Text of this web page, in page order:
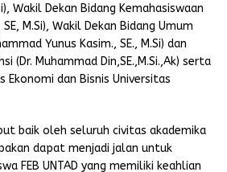
Wakil Dekan Bidang Kemahasiswaan
M.Si), Wakil Dekan Bidang Umum
Yunus Kasim., SE., M.Si) dan
(Dr. Muhammad Din,SE.,M.Si.,Ak) serta
Ekonomi dan Bisnis Universitas
baik oleh seluruh civitas akademika
dapat menjadi jalan untuk
FEB UNTAD yang memiliki keahlian